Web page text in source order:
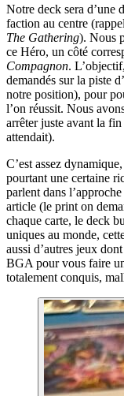
Notre deck sera d’une
faction au centre
The Gathering). Nous
ce Héro, un côté
Compagnon.
demandés sur la piste
notre position), pour
l’on réussit. Nous
arrêter juste avant la
attendait).
C’est assez
pourtant une certaine
parlent dans
article (le print on
chaque carte, le deck
uniques au monde,
aussi d’autres jeux
BGA pour vous faire
totalement conquis,